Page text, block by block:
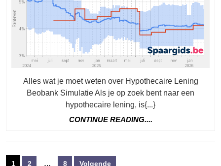
De
Alles wat je moet weten over Hypothecaire Lening
Beobank Simulatie Als je op zoek bent naar een
hypothecaire lening, is{...}
CONTINUE READING....
Berichten
1 2 … 8 Volgende